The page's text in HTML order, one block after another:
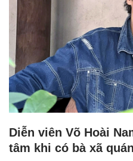
Diễn viên Võ Hoài
tâm khi có bà xã